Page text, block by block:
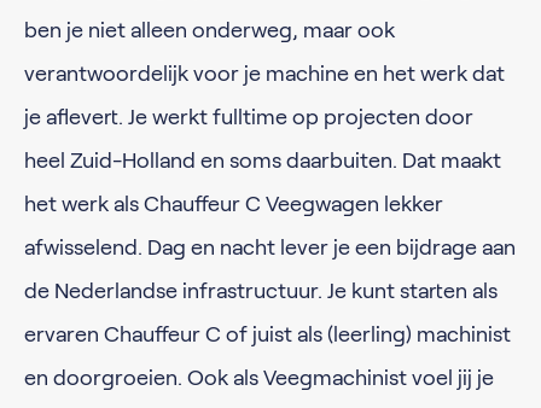
ben je niet alleen onderweg, maar ook
verantwoordelijk voor je machine en het werk dat
je aflevert. Je werkt fulltime op projecten door
heel Zuid-Holland en soms daarbuiten. Dat maakt
het werk als Chauffeur C Veegwagen lekker
afwisselend. Dag en nacht lever je een bijdrage aan
de Nederlandse infrastructuur. Je kunt starten als
ervaren Chauffeur C of juist als (leerling) machinist
en doorgroeien. Ook als Veegmachinist voel jij je